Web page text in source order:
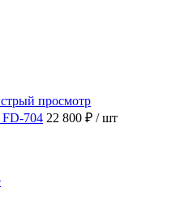
просмотр
704 22 800 ₽ / шт